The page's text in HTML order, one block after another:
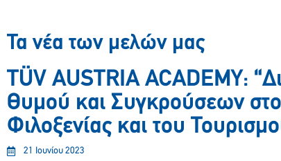
Τα νέα των μελών μας
TÜV AUSTRIA ACADEMY:
Θυμού και Συγκρούσεων
Φιλοξενίας και του
21 Ιουνίου 2023